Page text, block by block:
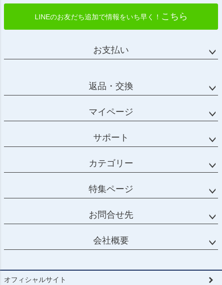
LINEのお友だち追加で情報をいち早く！ こちら
お支払い
返品・交換
マイページ
サポート
カテゴリー
特集ページ
お問合せ先
会社概要
オフィシャルサイト